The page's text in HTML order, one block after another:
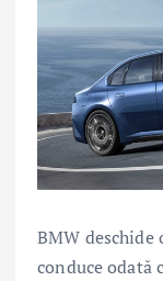
BMW deschide
conduce odată